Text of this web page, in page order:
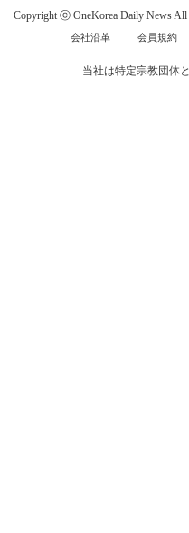
Copyright ⓒ OneKorea Daily News All
会社沿革 会員規約
当社は特定宗教団体